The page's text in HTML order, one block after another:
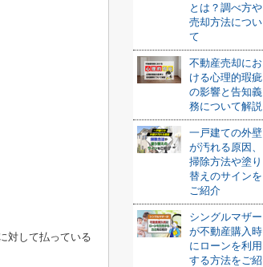
対して払っている
とは？調べ方や
売却方法につい
て
不動産売却にお
ける心理的瑕疵
の影響と告知義
務について解説
一戸建ての外壁
が汚れる原因、
掃除方法や塗り
替えのサインを
ご紹介
シングルマザー
が不動産購入時
にローンを利用
する方法をご紹